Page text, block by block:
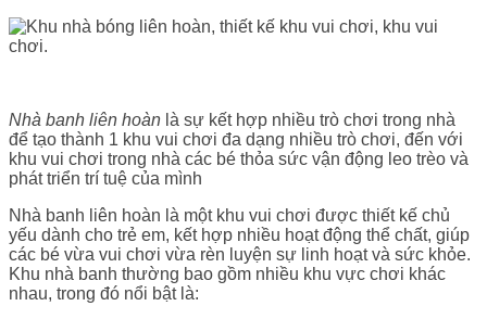
Nhà banh liên hoàn là sự kết hợp nhiều trò chơi trong nhà
để tạo thành 1 khu vui chơi đa dạng nhiều trò chơi, đến với
khu vui chơi trong nhà các bé thỏa sức vận động leo trèo và
phát triển trí tuệ của mình
Nhà banh liên hoàn là một khu vui chơi được thiết kế chủ
yếu dành cho trẻ em, kết hợp nhiều hoạt động thể chất, giúp
các bé vừa vui chơi vừa rèn luyện sự linh hoạt và sức khỏe.
Khu nhà banh thường bao gồm nhiều khu vực chơi khác
nhau, trong đó nổi bật là: